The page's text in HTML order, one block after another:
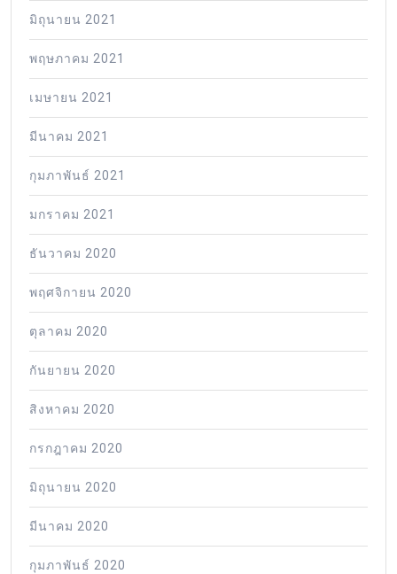
มิถุนายน 2021
พฤษภาคม 2021
เมษายน 2021
มีนาคม 2021
กุมภาพันธ์ 2021
มกราคม 2021
ธันวาคม 2020
พฤศจิกายน 2020
ตุลาคม 2020
กันยายน 2020
สิงหาคม 2020
กรกฎาคม 2020
มิถุนายน 2020
มีนาคม 2020
กุมภาพันธ์ 2020